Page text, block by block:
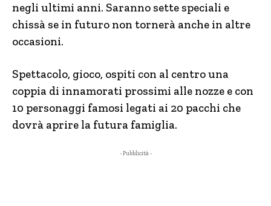
negli ultimi anni. Saranno sette speciali e
chissà se in futuro non tornerà anche in altre
occasioni.
Spettacolo, gioco, ospiti con al centro una
coppia di innamorati prossimi alle nozze e con
10 personaggi famosi legati ai 20 pacchi che
dovrà aprire la futura famiglia.
- Pubblicità -